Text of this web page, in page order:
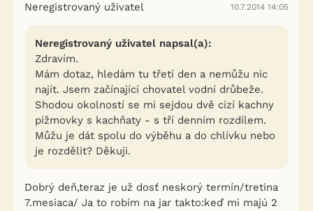
Neregistrovaný uživatel 10.7.2014 14:05
Neregistrovaný uživatel napsal(a):
Zdravím.
Mám dotaz, hledám tu třetí den a nemůžu nic
najít. Jsem začínající chovatel vodní drůbeže.
Shodou okolností se mi sejdou dvě cizí kachny
pižmovky s kachňaty - s tří denním rozdílem.
Můžu je dát spolu do výběhu a do chlívku nebo
je rozdělit? Děkuji.
Dobrý deň,teraz je už dosť neskorý termín/tretina
7.mesiaca/ Ja to robím na jar takto:keď mi majú 2